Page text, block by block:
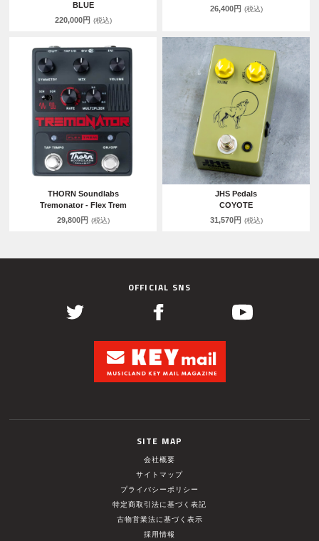
BLUE
220,000円 (税込)
26,400円 (税込)
THORN Soundlabs
Tremonator - Flex Trem
29,800円 (税込)
JHS Pedals
COYOTE
31,570円 (税込)
OFFICIAL SNS
SITE MAP
会社概要
サイトマップ
プライバシーポリシー
特定商取引法に基づく表記
古物営業法に基づく表示
採用情報